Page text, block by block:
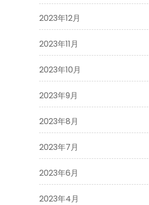
2023年12月
2023年11月
2023年10月
2023年9月
2023年8月
2023年7月
2023年6月
2023年4月